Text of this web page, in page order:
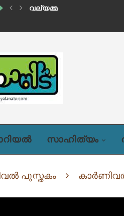
വല്യമ്മ
സാഹിത്യം
പുസ്തകം